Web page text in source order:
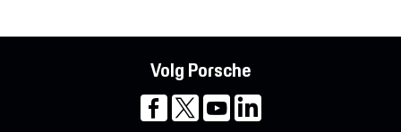
Volg Porsche